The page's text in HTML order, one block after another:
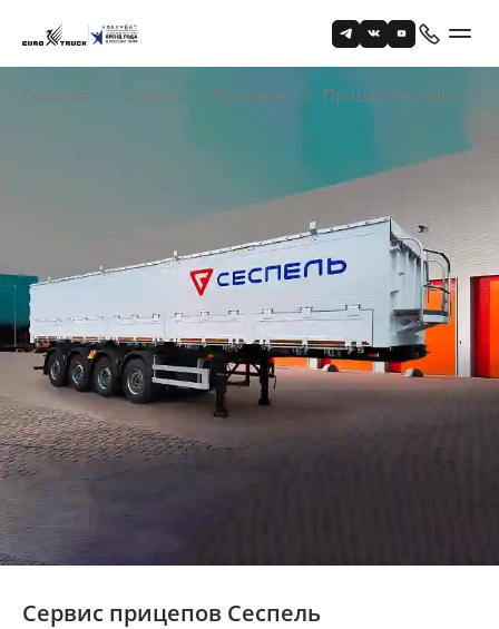
Главная Сервис Прицепы Прицеп Сеспель
Сервис прицепов Сеспель